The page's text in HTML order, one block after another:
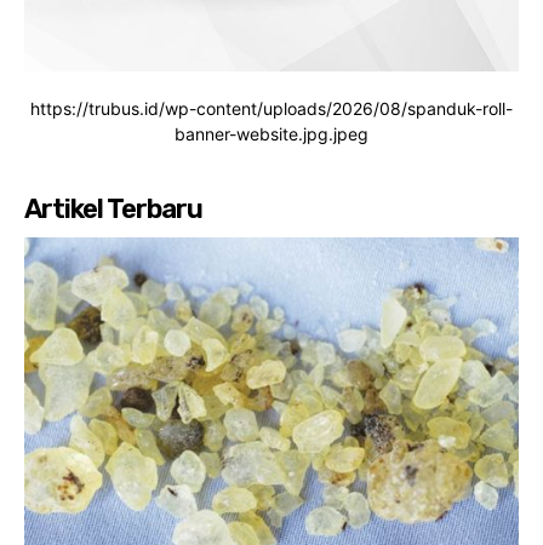
https://trubus.id/wp-content/uploads/2026/08/spanduk-roll-
banner-website.jpg.jpeg
Artikel Terbaru